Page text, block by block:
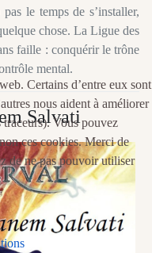
le temps de s’installer,
chose. La Ligue des
faille : conquérir le trône
mental.
Salvati
Certains d’entre eux sont
nous aident à améliorer
Vous pouvez
ces cookies. Merci de
de ne pas pouvoir utiliser